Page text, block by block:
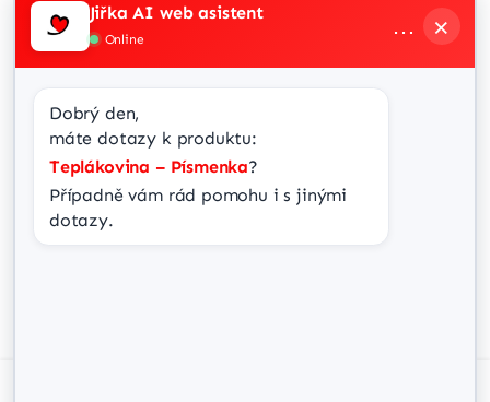
Zákaznická linka
+420 / 732 538 287
info@jir-ka.cz
Jiřka AI web asistent
Online … ×
Dobrý den,
máte dotazy k produktu:
Teplákovina – Písmenka?
Případně vám rád pomohu i s jinými
dotazy.